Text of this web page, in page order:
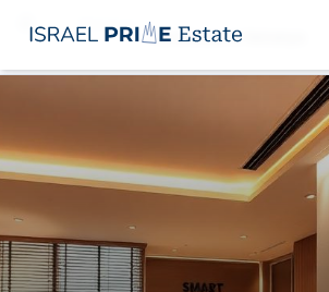
Netanya
Penthouse à Netanya